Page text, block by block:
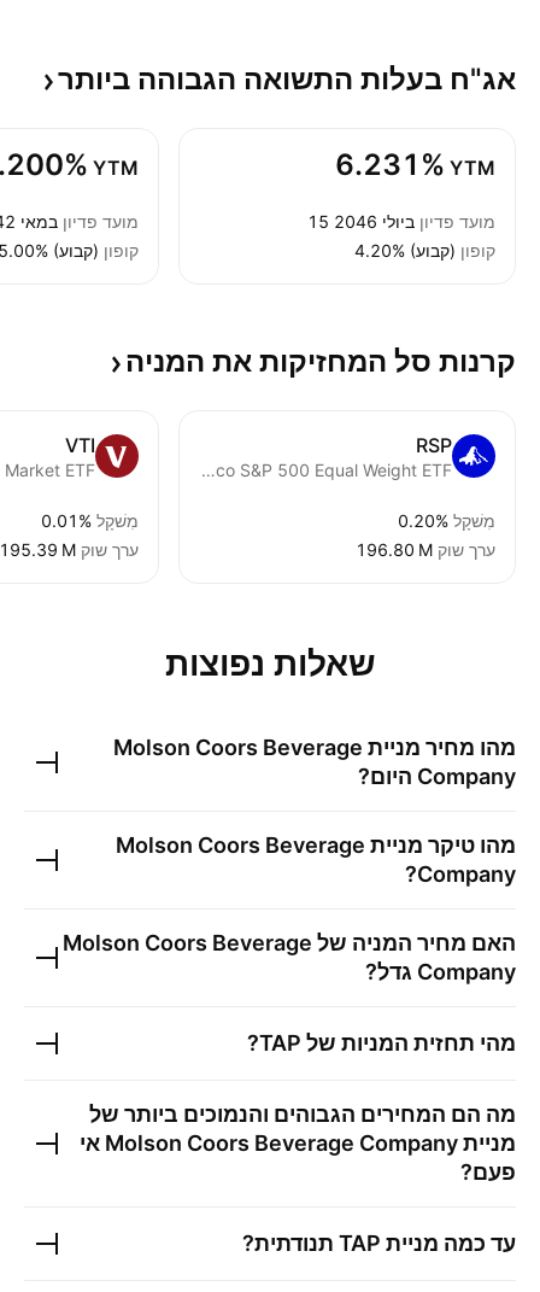
אג"ח בעלות התשואה הגבוהה ביותר
6.231% YTM
מועד פדיון 15 ביולי 2046
קופון 4.20% (קבוע)
YTM
מועד פדיון 1 במאי 2042
קופון 5.00% (קבוע)
קרנות סל המחזיקות את המניה
RSP
Invesco S&P 500 Equal Weight ETF
מִשׁקָל 0.20%
ערך שוק ‪196.80 M‬
VTI
מִשׁקָל 0.01%
ערך שוק ‪195.39 M‬
שאלות נפוצות
מהו מחיר מניית Molson Coors Beverage
Company היום?
מהו טיקר מניית Molson Coors Beverage
Company
?
האם מחיר המניה של Molson Coors Beverage
Company גדל?
מהי תחזית המניות של TAP
?
מה הם המחירים הגבוהים והנמוכים ביותר של
מנייתMolson Coors Beverage Company אי
פעם?
עד כמה מניית TAP תנודתית?